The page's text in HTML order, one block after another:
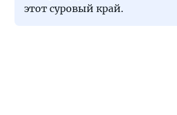
этот суровый край.